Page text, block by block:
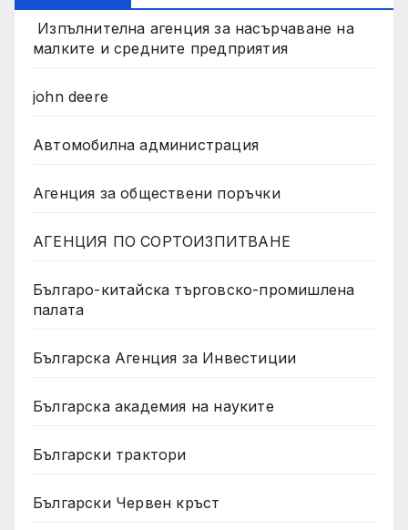
Изпълнителна агенция за насърчаване на
малките и средните предприятия
john deere
Автомобилна администрация
Агенция за обществени поръчки
АГЕНЦИЯ ПО СОРТОИЗПИТВАНЕ
Българо-китайска търговско-промишлена
палата
Българска Агенция за Инвестиции
Българска академия на науките
Български трактори
Български Червен кръст